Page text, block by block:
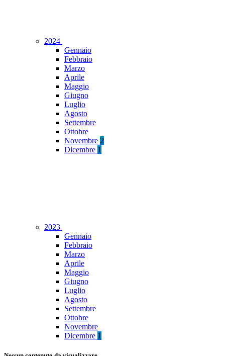
2024
Gennaio
Febbraio
Marzo
Aprile
Maggio
Giugno
Luglio
Agosto
Settembre
Ottobre
Novembre 2
Dicembre 1
2023
Gennaio
Febbraio
Marzo
Aprile
Maggio
Giugno
Luglio
Agosto
Settembre
Ottobre
Novembre
Dicembre 1